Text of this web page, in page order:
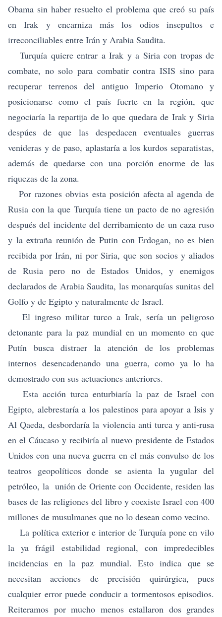
Obama sin haber resuelto el problema que creó su país
en Irak y encarniza más los odios insepultos e
irreconciliables entre Irán y Arabia Saudita.
Turquía quiere entrar a Irak y a Siria con tropas de
combate, no solo para combatir contra ISIS sino para
recuperar terrenos del antiguo Imperio Otomano y
posicionarse como el país fuerte en la región, que
negociaría la repartija de lo que quedara de Irak y Siria
despúes de que las despedacen eventuales guerras
venideras y de paso, aplastaría a los kurdos separatistas,
además de quedarse con una porción enorme de las
riquezas de la zona.
Por razones obvias esta posición afecta al agenda de
Rusia con la que Turquía tiene un pacto de no agresión
después del incidente del derribamiento de un caza ruso
y la extraña reunión de Putin con Erdogan, no es bien
recibida por Irán, ni por Siria, que son socios y aliados
de Rusia pero no de Estados Unidos, y enemigos
declarados de Arabia Saudita, las monarquías sunitas del
Golfo y de Egipto y naturalmente de Israel.
El ingreso militar turco a Irak, sería un peligroso
detonante para la paz mundial en un momento en que
Putín busca distraer la atención de los problemas
internos desencadenando una guerra, como ya lo ha
demostrado con sus actuaciones anteriores.
Esta acción turca enturbiaría la paz de Israel con
Egipto, alebrestaría a los palestinos para apoyar a Isis y
Al Qaeda, desbordaría la violencia anti turca y anti-rusa
en el Cáucaso y recibiría al nuevo presidente de Estados
Unidos con una nueva guerra en el más convulso de los
teatros geopolíticos donde se asienta la yugular del
petróleo, la unión de Oriente con Occidente, residen las
bases de las religiones del libro y coexiste Israel con 400
millones de musulmanes que no lo desean como vecino.
La política exterior e interior de Turquía pone en vilo
la ya frágil estabilidad regional, con impredecibles
incidencias en la paz mundial. Esto indica que se
necesitan acciones de precisión quirúrgica, pues
cualquier error puede conducir a tormentosos episodios.
Reiteramos por mucho menos estallaron dos grandes